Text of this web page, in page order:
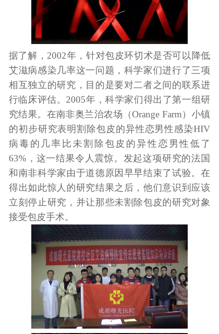
据了解，2002年，针对包皮环切术是否可以降低
艾滋病感染几率这一问题，科学家们进行了三项
相互独立的研究，目的是要对二者之间的联系进
行临床评估。2005年，科学家们得出了第一组研
究结果。在南非奥兰治农场（Orange Farm）小镇
的初步研究表明割除包皮的异性恋男性感染HIV
病毒的几率比未割除包皮的异性恋男性低了
63%，这一结果令人震惊。发起这项研究的法国
和南非科学家由于道德原因早早结束了试验。在
得出如此惊人的研究结果之后，他们意识到应该
立刻停止研究，并让那些未割除包皮的研究对象
接受包皮手术。